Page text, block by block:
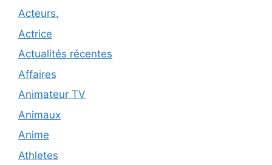
Acteurs.
Actrice
Actualités récentes
Affaires
Animateur TV
Animaux
Anime
Athletes